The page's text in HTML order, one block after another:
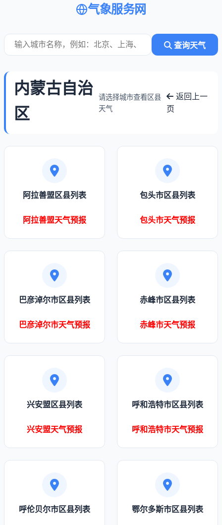
气象服务网
查询天气
内蒙古自治
区
请选择城市查看区县
天气
返回上一
页
阿拉善盟区县列表
阿拉善盟天气预报
包头市区县列表
包头市天气预报
巴彦淖尔市区县列表
巴彦淖尔市天气预报
赤峰市区县列表
赤峰市天气预报
兴安盟区县列表
兴安盟天气预报
呼和浩特市区县列表
呼和浩特市天气预报
呼伦贝尔市区县列表 鄂尔多斯市区县列表